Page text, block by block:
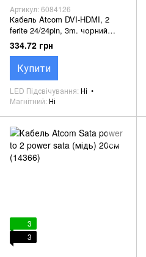
Артикул: 6084126
Кабель Atcom DVI-HDMI, 2
ferite 24/24pin, 3m. чорний
(3810)
334.72 грн
Купити
LED Підсвічування Ні
Магнітний Ні
3
3